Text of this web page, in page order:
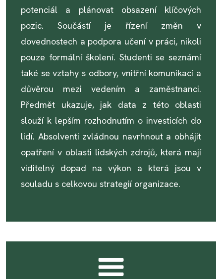
potenciál a plánovat obsazení klíčových
pozic. Součástí je řízení změn v
dovednostech a podpora učení v práci, nikoli
pouze formální školení. Studenti se seznámí
také se vztahy s odbory, vnitřní komunikací a
důvěrou mezi vedením a zaměstnanci.
Předmět ukazuje, jak data z této oblasti
slouží k lepším rozhodnutím o investicích do
lidí. Absolventi zvládnou navrhnout a obhájit
opatření v oblasti lidských zdrojů, která mají
viditelný dopad na výkon a která jsou v
souladu s celkovou strategií organizace.